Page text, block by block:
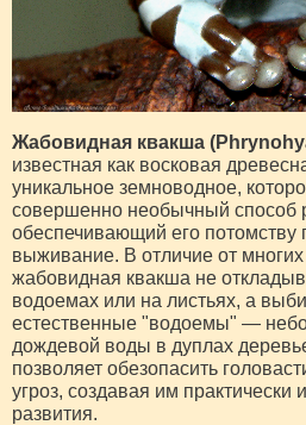
Жабовидная квакша
известная как восковая
уникальное земноводное,
совершенно необычный способ
обеспечивающий его
выживание. В отличие от многих
жабовидная квакша не
водоемах или на листьях, а
естественные "водоемы" —
дождевой воды в дуплах
позволяет обезопасить
угроз, создавая им
развития.